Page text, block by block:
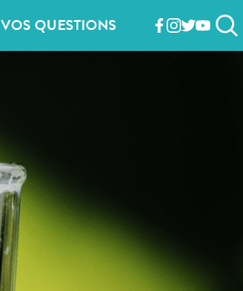
VOS QUESTIONS facebook
instagram
twitter